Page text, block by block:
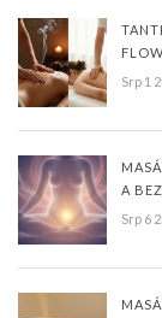
Srp 1
A
Srp 6